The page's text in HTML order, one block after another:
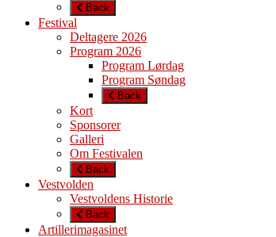
Back
Festival
Deltagere 2026
Program 2026
Program Lørdag
Program Søndag
Back
Kort
Sponsorer
Galleri
Om Festivalen
Back
Vestvolden
Vestvoldens Historie
Back
Artillerimagasinet